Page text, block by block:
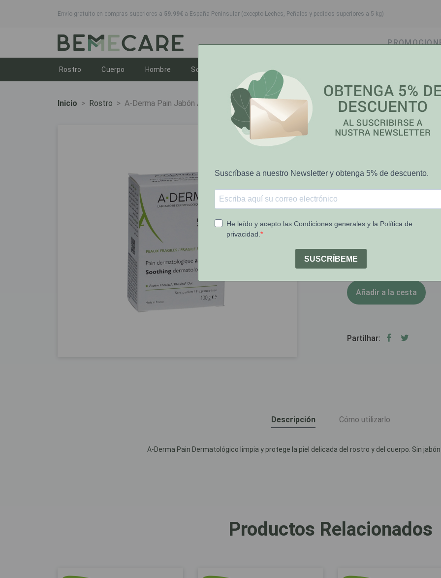
Envío gratuito en compras superiores a 59.99€ a España Peninsular (excepto Leches, Peñales y pedidos superiores a 5 kg)
Rostro Toggle dropdown
Cuerpo Toggle dropdown
Hombre Toggle dropdown
Solares Toggle dropdownToggle dropdown
Inicio Rostro A-Derma Pain Jabón Avena 100g
8%
A-Derma
A-Derma
€7.50
El precio tachado representa el
[COD 6012203]
Añadir a la cesta
Partilhar:
Descripción Cómo utilizarlo
A-Derma Pain Dermatológico limpia y protege la piel delicada del rostro y del cuerpo. Sin
Productos Relacionados